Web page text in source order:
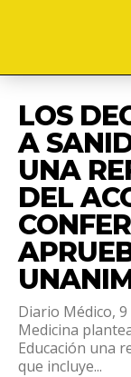
LOS
A
UNA
DEL
Diario Médico,
Medicina
Educación una
que incluye...